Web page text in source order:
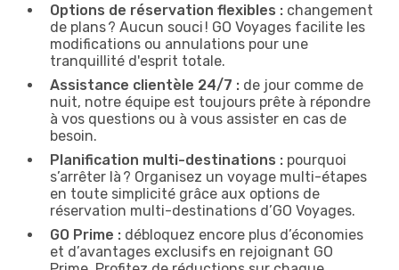
Options de réservation flexibles : changement
de plans ? Aucun souci ! GO Voyages facilite les
modifications ou annulations pour une
tranquillité d'esprit totale.
Assistance clientèle 24/7 : de jour comme de
nuit, notre équipe est toujours prête à répondre
à vos questions ou à vous assister en cas de
besoin.
Planification multi-destinations : pourquoi
s’arrêter là ? Organisez un voyage multi-étapes
en toute simplicité grâce aux options de
réservation multi-destinations d’GO Voyages.
GO Prime : débloquez encore plus d’économies
et d’avantages exclusifs en rejoignant GO